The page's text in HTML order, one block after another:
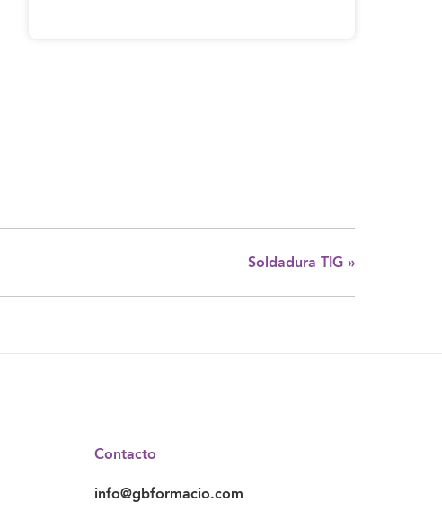
Soldadura TIG »
Contacto
info@gbformacio.com